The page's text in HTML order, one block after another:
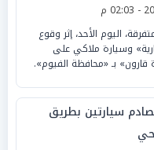
متفرقة، اليوم الأحد، إثر وقوع
وسيارة ملاكي على
قارون» بـ «محافظة الفيوم».
سيارتين بطريق